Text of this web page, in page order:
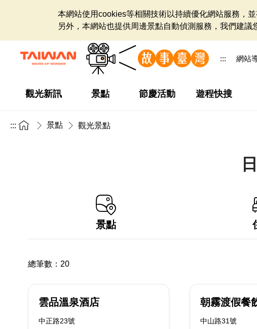
本網站使用cookies等相關技術以持續優化網站服務，
另外，本網站也提供周邊景點自動偵測服務，我們建
::: 網站
觀光新訊 景點 節慶活動 遊程快搜
::: 景點 觀光景點
景點
總筆數： 20
雲品溫泉酒店
中正路23號
朝霧渡假餐
中山路31號